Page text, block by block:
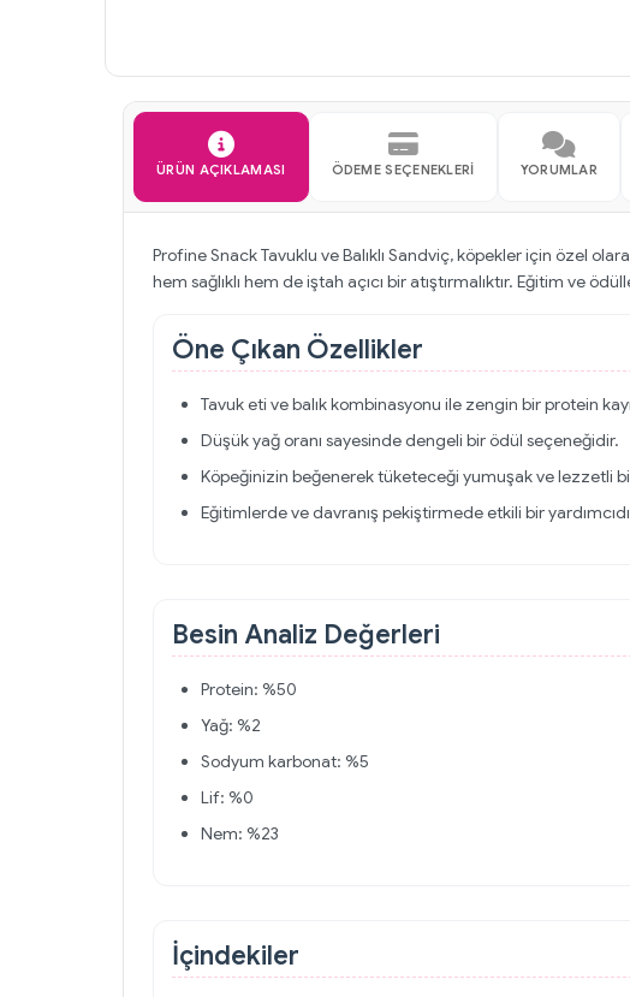
ÜRÜN AÇIKLAMASI ÖDEME SEÇENEKLERI YORUMLAR
Profine Snack Tavuklu ve Balıklı Sandviç, köpekler için özel
hem sağlıklı hem de iştah açıcı bir atıştırmalıktır. Eğitim ve
Öne Çıkan Özellikler
Tavuk eti ve balık kombinasyonu ile zengin bir protein
Düşük yağ oranı sayesinde dengeli bir ödül seçeneğidir.
Köpeğinizin beğenerek tüketeceği yumuşak ve lezzetli
Eğitimlerde ve davranış pekiştirmede etkili bir
Besin Analiz Değerleri
Protein: %50
Yağ: %2
Sodyum karbonat: %5
Lif: %0
Nem: %23
İçindekiler